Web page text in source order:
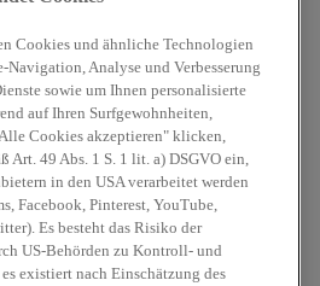
Cookies und ähnliche Technologien
Analyse und Verbesserung
sowie um Ihnen personalisierte
auf Ihren Surfgewohnheiten,
Cookies akzeptieren" klicken,
Art. 49 Abs. 1 S. 1 lit. a) DSGVO ein,
in den USA verarbeitet werden
Facebook, Pinterest, YouTube,
Es besteht das Risiko der
US-Behörden zu Kontroll- und
existiert nach Einschätzung des